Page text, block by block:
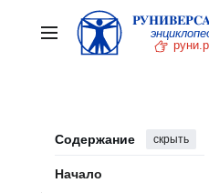
содержаниюГлавное меню
Содержание скрыть
Начало
Отобразить/Скрыть подраздел История